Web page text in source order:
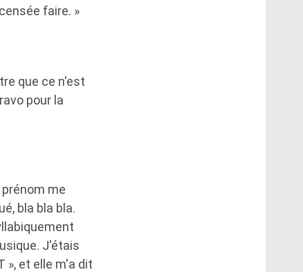
faire. »
que ce n'est
pour la
me
bla bla bla.
J'étais
», et elle m'a dit